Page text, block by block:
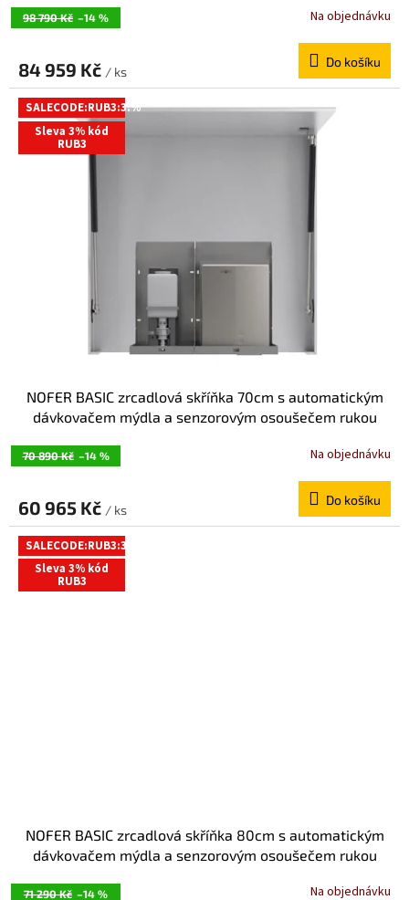
98 790 Kč –14 % Na objednávku
84 959 Kč / ks
Do košíku
SALECODE:RUB3:3:%
Sleva 3% kód
RUB3
70 890 Kč –14 %
NOFER BASIC zrcadlová skříňka 70cm s automatickým
dávkovačem mýdla a senzorovým osoušečem rukou
Na objednávku
60 965 Kč / ks
Do košíku
SALECODE:RUB3:3:%
Sleva 3% kód
RUB3
71 290 Kč –14 %
NOFER BASIC zrcadlová skříňka 80cm s automatickým
dávkovačem mýdla a senzorovým osoušečem rukou
Na objednávku